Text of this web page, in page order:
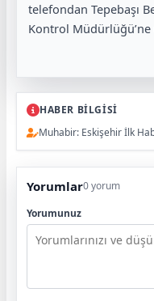
telefondan Tepebaşı
Kontrol
HABER BİLGİSİ
Muhabir: Eskişehir İlk
Yorumlar0 yorum
Yorumunuz